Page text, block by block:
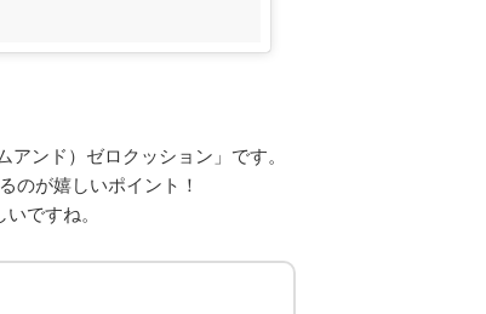
ンド）ゼロクッション」です。
のが嬉しいポイント！
ですね。